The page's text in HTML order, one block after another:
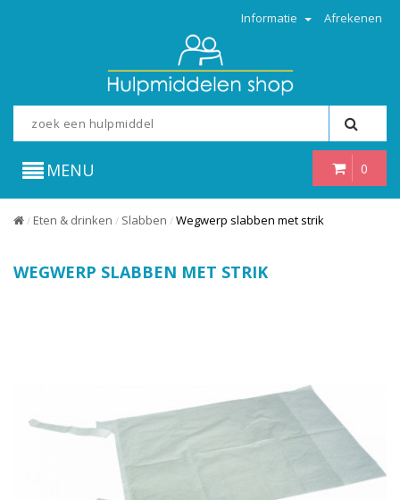
Informatie Afrekenen
0
MENU
/ Eten & drinken / Slabben / Wegwerp slabben met strik
WEGWERP SLABBEN MET STRIK